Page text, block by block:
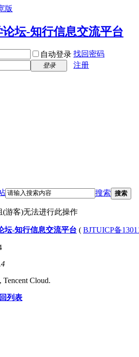
版
自动登录 找回密码
登录
注册
搜索 搜索
游客)无法进行此操作
坛-知行信息交流平台 ( BJTUICP备
Cloud.
列表